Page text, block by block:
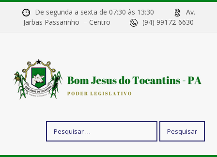
De segunda a sexta de 07:30 às 13:30
Av.
Jarbas Passarinho – Centro
(94) 99172-6630
por: